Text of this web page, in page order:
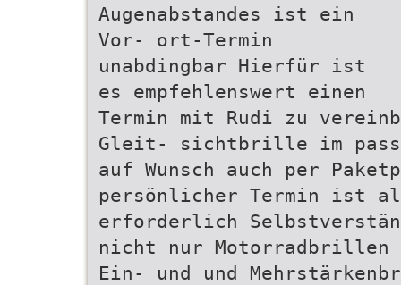
Augenabstandes ist ein
Vor- ort-Termin
unabdingbar Hierfür ist
es empfehlenswert einen
Termin mit Rudi zu
Gleit- sichtbrille im
auf Wunsch auch per
persönlicher Termin ist
erforderlich
nicht nur Motorradbrillen
Ein- und und